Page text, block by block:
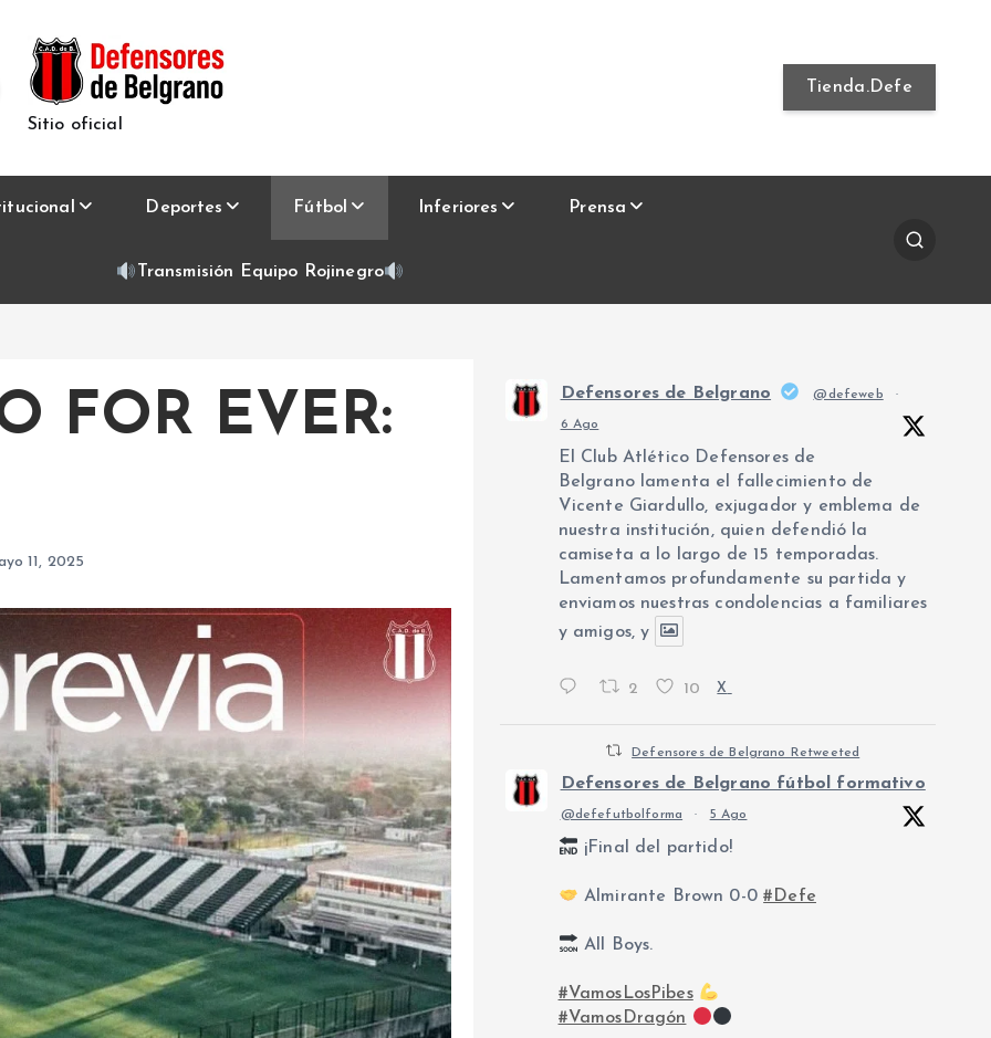
Sitio oficial
Tienda.Defe
Deportes Fútbol Inferiores Prensa
Transmisión Equipo Rojinegro
FOR EVER:
11, 2025
Defensores de Belgrano @defeweb ·
6 Ago
El Club Atlético Defensores de
Belgrano lamenta el fallecimiento de
Vicente Giardullo, exjugador y emblema de
nuestra institución, quien defendió la
camiseta a lo largo de 15 temporadas.
Lamentamos profundamente su partida y
enviamos nuestras condolencias a familiares
y amigos, y
2 10 X
Defensores de Belgrano Retweeted
Defensores de Belgrano fútbol formativo
@defefutbolforma · 5 Ago
¡Final del partido!
Almirante Brown 0-0#Defe
All Boys.
#VamosLosPibes
#VamosDragón